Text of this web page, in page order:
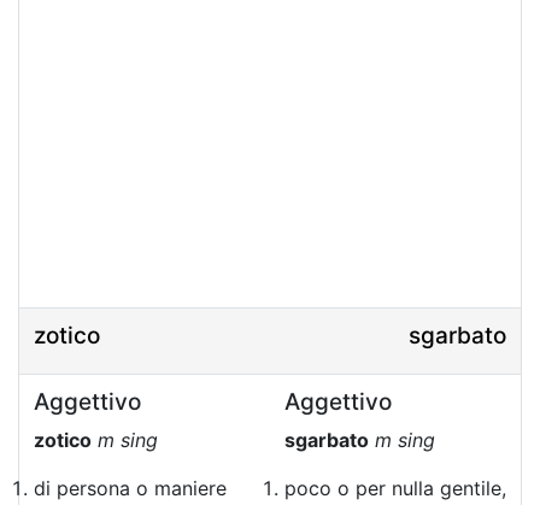
zotico sgarbato
Aggettivo
zotico m sing
di persona o maniere
Aggettivo
sgarbato m sing
poco o per nulla gentile,